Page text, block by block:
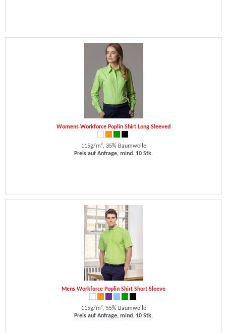
Womens Workforce Poplin Shirt Long Sleeved
115g/m², 35% Baumwolle
Preis auf Anfrage, mind. 10 Stk.
Mens Workforce Poplin Shirt Short Sleeve
115g/m², 55% Baumwolle
Preis auf Anfrage, mind. 10 Stk.